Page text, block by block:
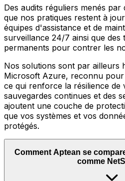
Des audits réguliers menés par
que nos pratiques restent à
équipes d'assistance et de
surveillance 24/7 ainsi que des
permanents pour contrer les
Nos solutions sont par ailleurs
Microsoft Azure, reconnu pour
ce qui renforce la résilience de
sauvegardes continues et des
ajoutent une couche de
que vos systèmes et vos
protégés.
Comment Aptean se
comme